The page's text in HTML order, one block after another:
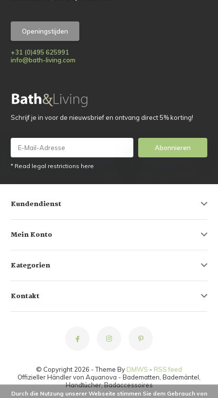
Openingstijden
+31 (0)495 625991
info@bath-living.com
Schrijf je in voor de nieuwsbrief en ontvang direct 5% korting!
Abonnieren
* Read legal restrictions here
Kundendienst
Mein Konto
Kategorien
Kontakt
© Copyright 2026 - Theme By DMWS - RSS feed
Offizieller Händler von Aquanova - Badematten, Bademäntel,
Handtücher, Badaccessoires
Durch die Nutzung unserer Webseite stimmen Sie dem Gebrauch von